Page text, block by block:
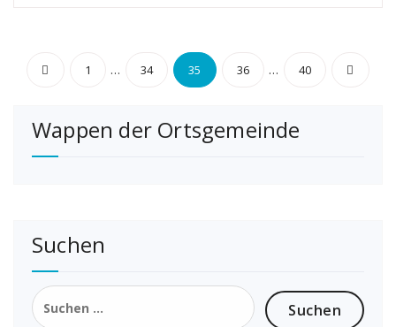
Seitennummerierung
Beiträge
1 … 34 35 36 … 40
Wappen der Ortsgemeinde
Suchen
Suchen
nach: